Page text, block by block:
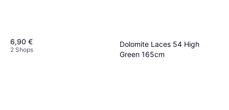
6,90 €
2 Shops
Dolomite Laces 54 High
Green 165cm